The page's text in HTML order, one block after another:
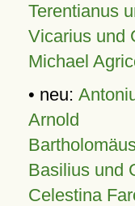
Terentianus
Vicarius und
Michael
• neu:
Arnold
Basilius und
Celestina